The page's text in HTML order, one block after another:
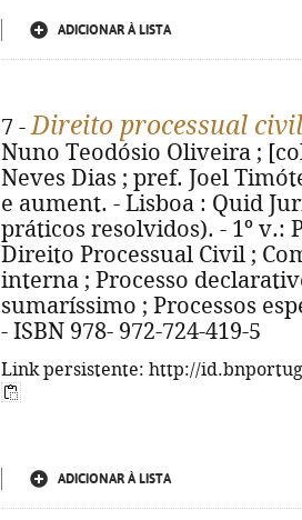
ADICIONAR À LISTA
7 -Direito processual civil
Nuno Teodósio Oliveira ;
Neves Dias ; pref. Joel
e aument. - Lisboa : Quid
práticos resolvidos). - 1º v.:
Direito Processual Civil ;
interna ; Processo
sumaríssimo ; Processos
- ISBN 978- 972-724-419-5
Link persistente: http://
ADICIONAR À LISTA